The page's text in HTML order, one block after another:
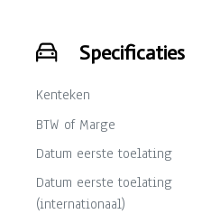
Specificaties
Kenteken
BTW of Marge
Datum eerste toelating
Datum eerste toelating
(internationaal)